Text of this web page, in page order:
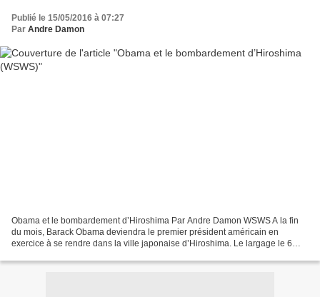
Publié le 15/05/2016 à 07:27
Par Andre Damon
Obama et le bombardement d’Hiroshima Par Andre Damon WSWS A la fin
du mois, Barack Obama deviendra le premier président américain en
exercice à se rendre dans la ville japonaise d’Hiroshima. Le largage le 6